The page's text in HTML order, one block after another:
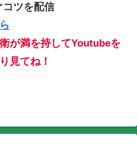
コツを配信
が満を持してYoutubeを
見てね！